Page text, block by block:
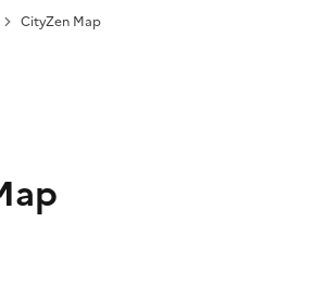
CityZen Map